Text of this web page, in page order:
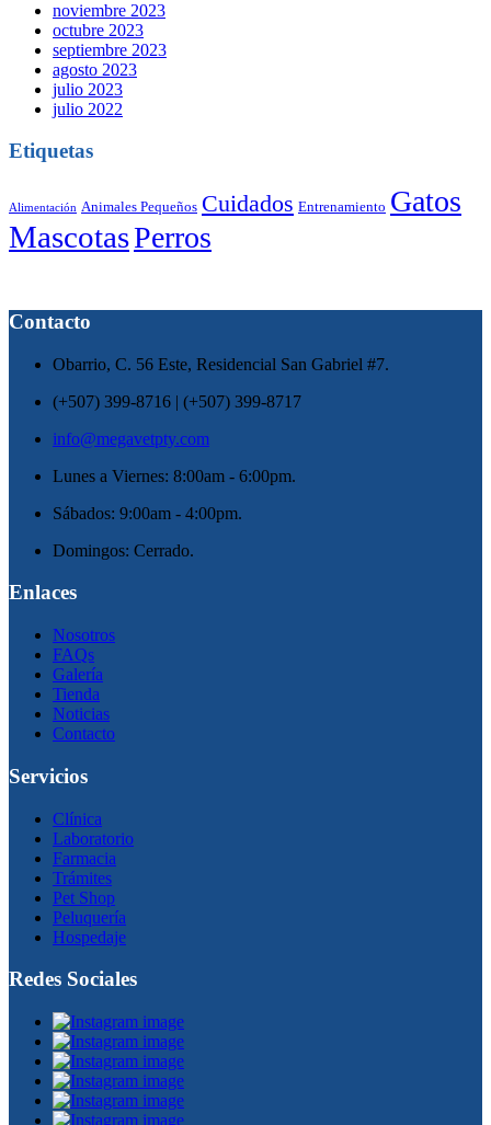
noviembre 2023
octubre 2023
septiembre 2023
agosto 2023
julio 2023
julio 2022
Etiquetas
Alimentación Animales Pequeños Cuidados Entrenamiento Gatos
MascotasPerros
Contacto
Obarrio, C. 56 Este, Residencial San Gabriel #7.
(+507) 399-8716 | (+507) 399-8717
info@megavetpty.com
Lunes a Viernes: 8:00am - 6:00pm.
Sábados: 9:00am - 4:00pm.
Domingos: Cerrado.
Enlaces
Nosotros
FAQs
Galería
Tienda
Noticias
Contacto
Servicios
Clínica
Laboratorio
Farmacia
Trámites
Pet Shop
Peluquería
Hospedaje
Redes Sociales